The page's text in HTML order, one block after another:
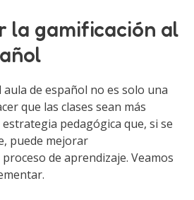
la gamificación al
aula de español no es solo una
que las clases sean más
pedagógica que, si se
puede mejorar
de aprendizaje. Veamos